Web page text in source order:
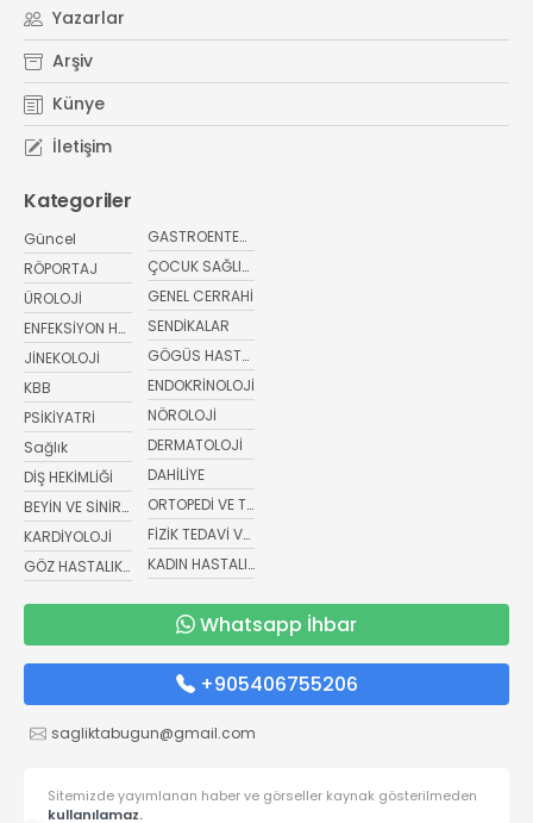
Yazarlar
Arşiv
Künye
İletişim
Kategoriler
Güncel
RÖPORTAJ
ÜROLOJİ
ENFEKSİYON HASTALIKLARI
JİNEKOLOJİ
KBB
PSİKİYATRİ
Sağlık
DİŞ HEKİMLİĞİ
BEYİN VE SİNİR CERRAHİSİ
KARDİYOLOJİ
GÖZ HASTALIKLARI
GASTROENTEROLOJİ
ÇOCUK SAĞLIĞI VE HASTALIKLARI
GENEL CERRAHİ
SENDİKALAR
GÖGÜS HASTALIKLARI
ENDOKRİNOLOJİ
NÖROLOJİ
DERMATOLOJİ
DAHİLİYE
ORTOPEDİ VE TRAVMATOLOJİ
FİZİK TEDAVİ VE REHABİLİTASYON
KADIN HASTALIKLARI VE DOĞUM
Whatsapp İhbar
+905406755206
sagliktabugun@gmail.com
Sitemizde yayımlanan haber ve görseller kaynak gösterilmeden
kullanılamaz.